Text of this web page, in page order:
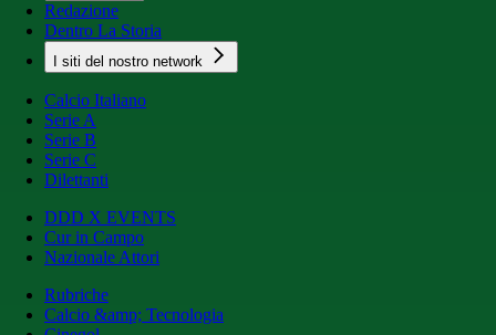
Redazione
Dentro La Storia
I siti del nostro network
Calcio Italiano
Serie A
Serie B
Serie C
Dilettanti
DDD X EVENTS
Cur in Campo
Nazionale Attori
Rubriche
Calcio &amp; Tecnologia